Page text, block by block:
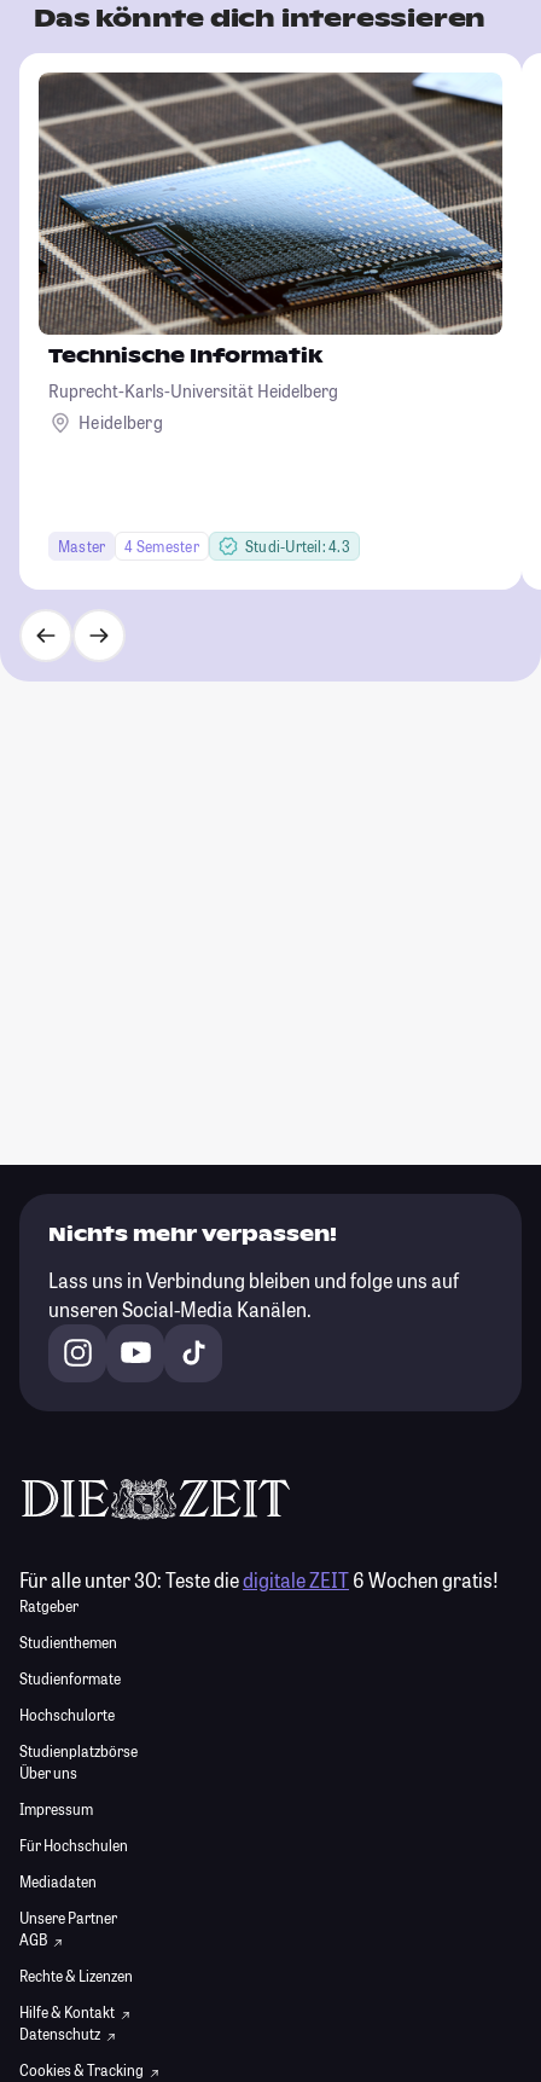
Das könnte dich interessieren
Technische Informatik
Ruprecht-Karls-Universität Heidelberg
Heidelberg
Master 4 Semester Studi-Urteil: 4.3
Nichts mehr verpassen!
Lass uns in Verbindung bleiben und folge uns auf
unseren Social-Media Kanälen.
Für alle unter 30:Teste diedigitale ZEIT6 Wochen gratis!
Ratgeber
Studienthemen
Studienformate
Hochschulorte
Studienplatzbörse
Über uns
Impressum
Für Hochschulen
Mediadaten
Unsere Partner
AGB
Rechte & Lizenzen
Hilfe & Kontakt
Datenschutz
Cookies & Tracking